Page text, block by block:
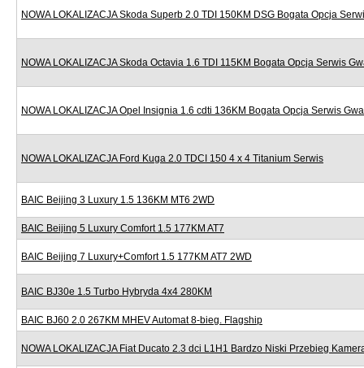
NOWA LOKALIZACJA Skoda Superb 2.0 TDI 150KM DSG Bogata Opcja
NOWA LOKALIZACJA Skoda Octavia 1.6 TDI 115KM Bogata Opcja Serwis
NOWA LOKALIZACJA Opel Insignia 1.6 cdti 136KM Bogata Opcja Serwis
NOWA LOKALIZACJA Ford Kuga 2.0 TDCI 150 4 x 4 Titanium Serwis
BAIC Beijing 3 Luxury 1.5 136KM MT6 2WD
BAIC Beijing 5 Luxury Comfort 1.5 177KM AT7
BAIC Beijing 7 Luxury+Comfort 1.5 177KM AT7 2WD
BAIC BJ30e 1.5 Turbo Hybryda 4x4 280KM
BAIC BJ60 2.0 267KM MHEV Automat 8-bieg. Flagship
NOWA LOKALIZACJA Fiat Ducato 2.3 dci L1H1 Bardzo Niski Przebieg